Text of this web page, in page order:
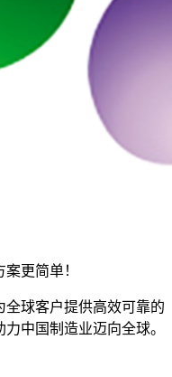
更简单！
球客户提供高效可靠的
中国制造业迈向全球。